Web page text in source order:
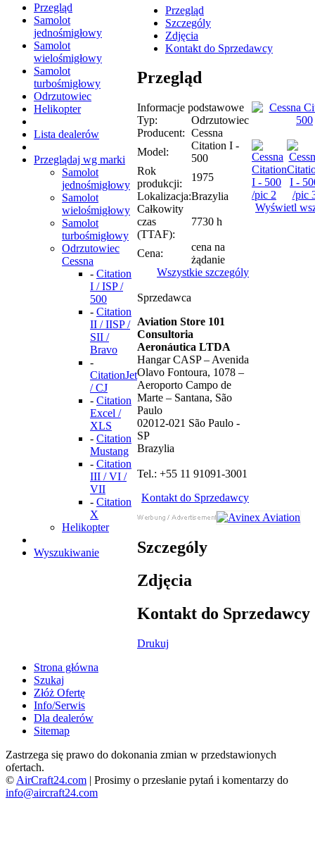
Przegląd
Samolot
jednośmigłowy
Samolot
wielośmigłowy
Samolot
turbośmigłowy
Odrzutowiec
Helikopter
Lista dealerów
Przeglądaj wg marki
Samolot
jednośmigłowy
Samolot
wielośmigłowy
Samolot
turbośmigłowy
Odrzutowiec
Cessna
- Citation
I / ISP /
500
- Citation
II / IISP /
SII /
Bravo
-
CitationJet
/ CJ
- Citation
Excel /
XLS
- Citation
Mustang
- Citation
III / VI /
VII
- Citation
X
Helikopter
Wyszukiwanie
Przegląd
Szczególy
Zdjęcia
Kontakt do Sprzedawcy
Przegląd
Informacje podstawowe
Typ:
Odrzutowiec
Producent: Cessna
Model:
Citation I -
500
Rok
produkcji:
1975
Lokalizacja:Brazylia
Całkowity
czas
(TTAF):
7730 h
Cena:
cena na
żądanie
Wszystkie szczególy
Sprzedawca
Aviation Store 101
Consultoria
Aeronáutica LTDA
Hangar CASP – Avenida
Olavo Fontoura, 1078 –
Aeroporto Campo de
Marte – Santana, São
Paulo
02012-021 São Paulo -
SP
Brazylia
Tel.: +55 11 91091-3001
Kontakt do Sprzedawcy
Wyświetl
Szczególy
Zdjęcia
Kontakt do Sprzedawcy
Drukuj
Strona główna
Szukaj
Złóż Ofertę
Info/Serwis
Dla dealerów
Sitemap
Zastrzega się prawo do dokonania zmian w przedstawionych
ofertach.
© AirCraft24.com | Prosimy o przesłanie pytań i komentarzy do
info@aircraft24.com